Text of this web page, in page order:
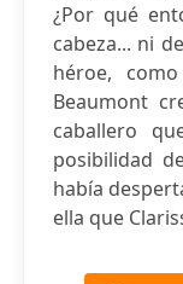
¿Por qué
cabeza... ni
héroe,
Beaumont
caballero
posibilidad
había
ella que